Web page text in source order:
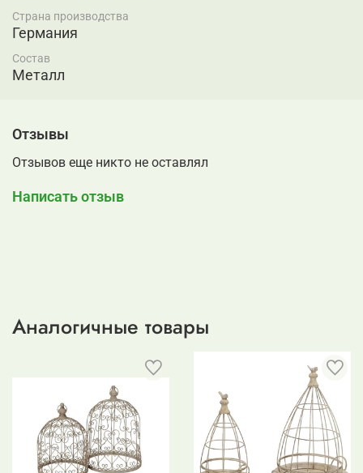
Страна производства
Германия
Состав
Металл
Отзывы
Отзывов еще никто не оставлял
Написать отзыв
Аналогичные товары